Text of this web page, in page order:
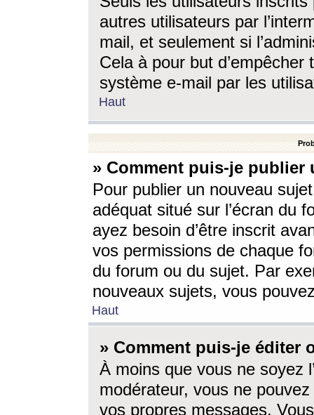
autres utilisateurs par
mail, et seulement si
Cela à pour but
système e-mail par les
Haut
» Comment puis-je
Pour publier un nouveau
adéquat situé sur l’écran du
ayez besoin d’être inscrit
vos permissions de chaque
du forum ou du sujet. Par
nouveaux sujets, vous
Haut
» Comment puis-je éditer
À moins que vous ne soyez
modérateur, vous ne
vos propres messages.